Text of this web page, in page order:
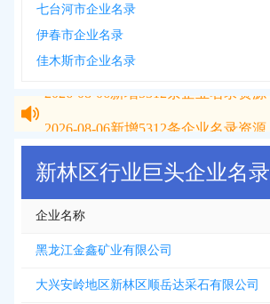
七台河市企业名录
伊春市企业名录
佳木斯市企业名录
新林区行业巨头企业名录
企业名称
黑龙江金鑫矿业有限公司
大兴安岭地区新林区顺岳达采石有限公司